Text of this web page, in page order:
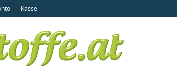
Kasse